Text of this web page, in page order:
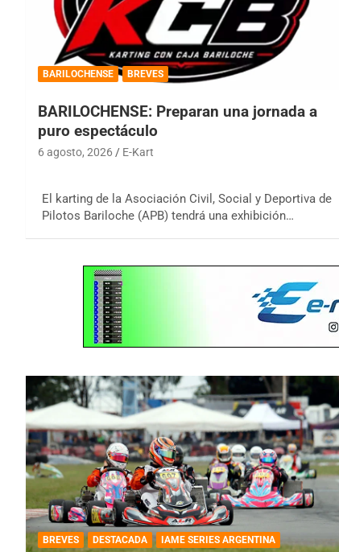
BARILOCHENSE BREVES
BARILOCHENSE: Preparan una jornada a
puro espectáculo
6 agosto, 2026 E-Kart
El karting de la Asociación Civil, Social y Deportiva de
Pilotos Bariloche (APB) tendrá una exhibición…
BREVES DESTACADA
IAME SERIES ARGENTINA